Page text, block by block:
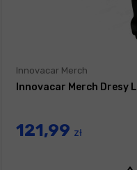
Innovacar Merch
Innovacar Merch Dresy L
121,99 zł